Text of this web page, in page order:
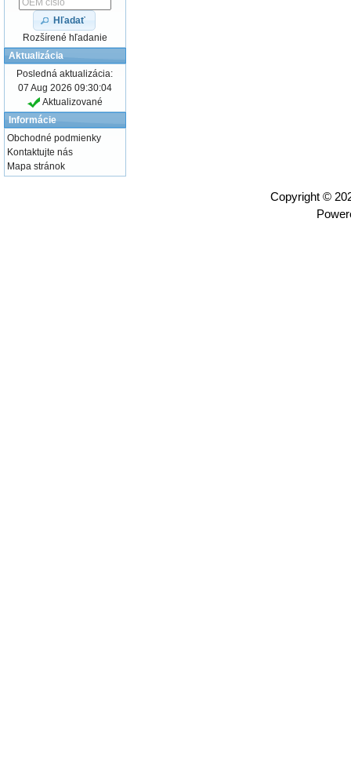
Hľadať
Rozšírené hľadanie
Aktualizácia
Posledná aktualizácia:
07 Aug 2026 09:30:04
Aktualizované
Informácie
Obchodné podmienky
Kontaktujte nás
Mapa stránok
Copyright ©